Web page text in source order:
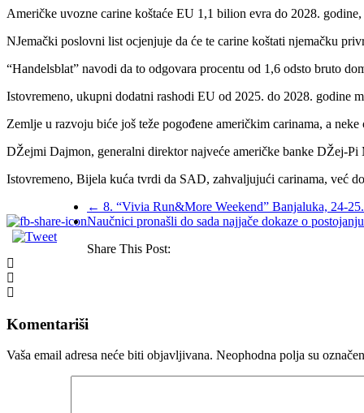
Američke uvozne carine koštaće EU 1,1 bilion evra do 2028.
NJemački poslovni list ocjenjuje da će te carine koštati njemačku
“Handelsblat” navodi da to odgovara procentu od 1,6 odsto bruto
Istovremeno, ukupni dodatni rashodi EU od 2025. do 2028. godine
Zemlje u razvoju biće još teže pogođene američkim carinama, a
DŽejmi Dajmon, generalni direktor najveće američke banke DŽej-
Istovremeno, Bijela kuća tvrdi da SAD, zahvaljujući carinama, već
← 8. “Vivia Run&More Weekend” Banjaluka, 24-
Naučnici pronašli do sada najjače dokaze o
Share This Post:
Komentariši
Vaša email adresa neće biti objavljivana. Neophodna polja su